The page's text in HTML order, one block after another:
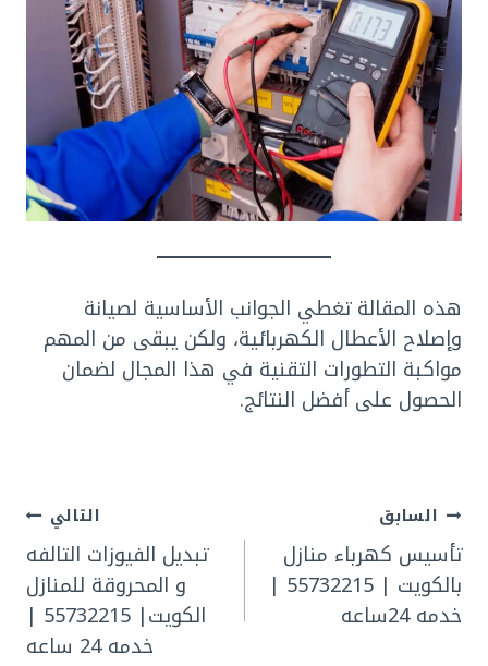
هذه المقالة تغطي الجوانب الأساسية لصيانة
وإصلاح الأعطال الكهربائية، ولكن يبقى من المهم
مواكبة التطورات التقنية في هذا المجال لضمان
الحصول على أفضل النتائج.
تصفّح
المقالات
السابق
تأسيس كهرباء منازل
بالكويت | 55732215 |
خدمه 24ساعه
التالي
تبديل الفيوزات التالفه
و المحروقة للمنازل
الكويت| 55732215 |
خدمه 24 ساعه